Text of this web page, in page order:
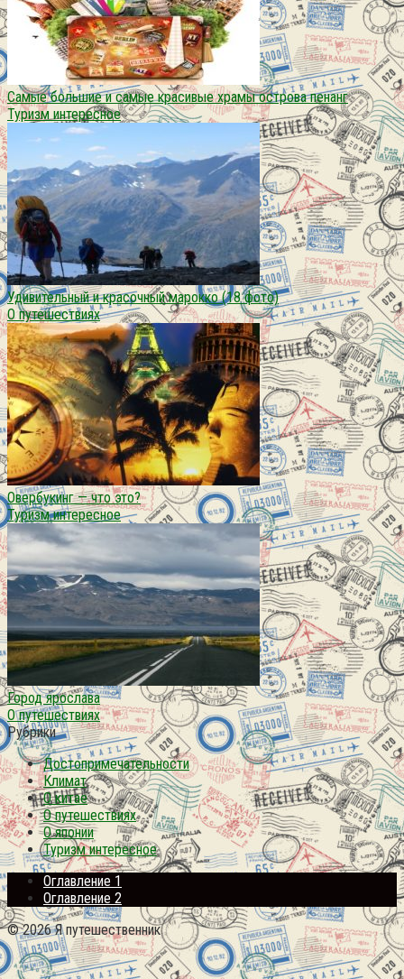
Самые большие и самые красивые храмы острова пенанг
Туризм интересное
Удивительный и красочный марокко (18 фото)
О путешествиях
Овербукинг — что это?
Туризм интересное
Город ярослава
О путешествиях
Рубрики
Достопримечательности
Климат
О китае
О путешествиях
О японии
Туризм интересное
Оглавление 1
Оглавление 2
© 2026 Я путешественник